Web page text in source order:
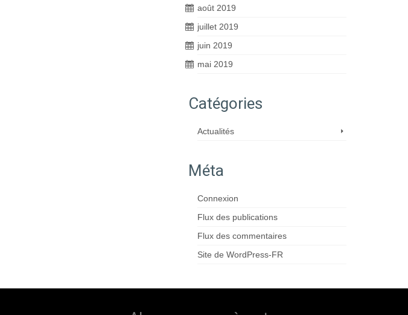
août 2019
juillet 2019
juin 2019
mai 2019
Catégories
Actualités
Méta
Connexion
Flux des publications
Flux des commentaires
Site de WordPress-FR